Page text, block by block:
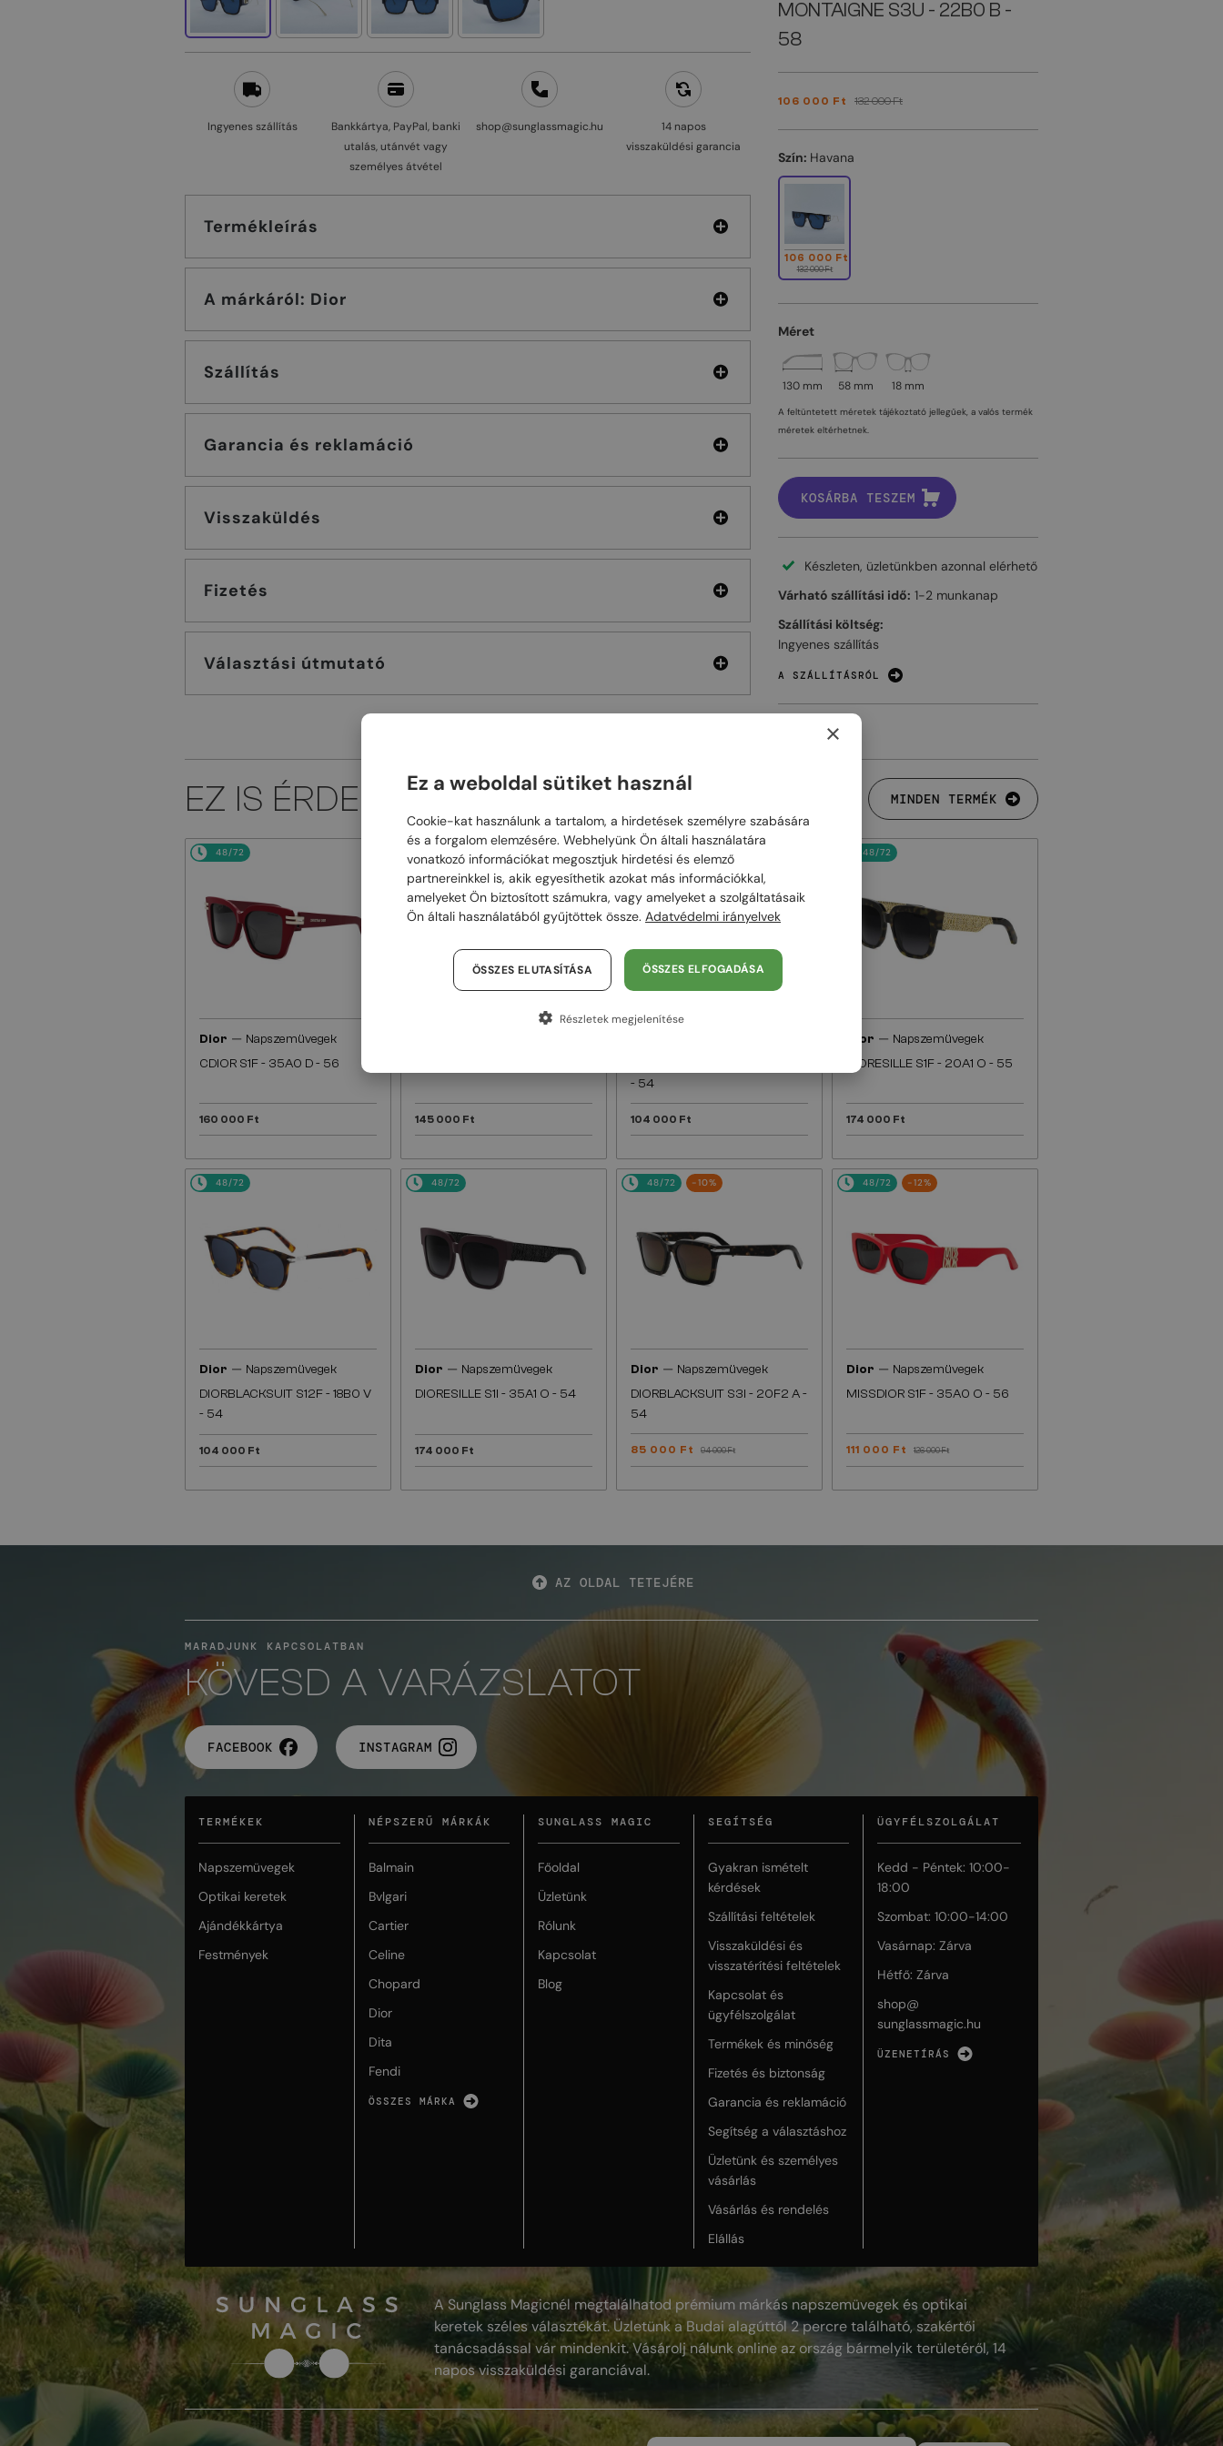
Ingyenes szállítás
Bankkártya, PayPal, banki
utalás, utánvét vagy
személyes átvétel
shop@sunglassmagic.hu
14 napos
visszaküldési garancia
Termékleírás
A márkáról: Dior
Szállítás
Garancia és reklamáció
Visszaküldés
Fizetés
Választási útmutató
MONTAIGNE S3U - 22B0 B -
58
106 000 Ft 132 000 Ft
Szín: Havana
106 000 Ft
132 000 Ft
Méret
130 mm 58 mm 18 mm
A feltüntetett méretek tájékoztató jellegűek, a valós termék
méretek eltérhetnek.
KOSÁRBA TESZEM
Készleten, üzletünkben azonnal elérhető
Várható szállítási idő: 1-2 munkanap
Szállítási költség:
Ingyenes szállítás
A SZÁLLÍTÁSRÓL
EZ IS ÉRDEKELHET MINDEN TERMÉK
48/72
Dior — Napszemüvegek
CDIOR S1F - 35A0 D - 56
160 000 Ft
48/72
145 000 Ft
48/72
- 54
104 000 Ft
48/72
Dior — Napszemüvegek
DIORESILLE S1F - 20A1 O - 55
174 000 Ft
48/72
Dior — Napszemüvegek
DIORBLACKSUIT S12F - 18B0 V
- 54
104 000 Ft
48/72
Dior — Napszemüvegek
DIORESILLE S1I - 35A1 O - 54
174 000 Ft
48/72 -10%
Dior — Napszemüvegek
DIORBLACKSUIT S3I - 20F2 A -
54
85 000 Ft 94 000 Ft
48/72 -12%
Dior — Napszemüvegek
MISSDIOR S1F - 35A0 O - 56
111 000 Ft 126 000 Ft
AZ OLDAL TETEJÉRE
MARADJUNK KAPCSOLATBAN
KÖVESD A VARÁZSLATOT
FACEBOOK INSTAGRAM
TERMÉKEK
Napszemüvegek
Optikai keretek
Ajándékkártya
Festmények
NÉPSZERŰ MÁRKÁK
Balmain
Bvlgari
Cartier
Celine
Chopard
Dior
Dita
Fendi
ÖSSZES MÁRKA
SUNGLASS MAGIC
Főoldal
Üzletünk
Rólunk
Kapcsolat
Blog
SEGÍTSÉG
Gyakran ismételt
kérdések
Szállítási feltételek
Visszaküldési és
visszatérítési feltételek
Kapcsolat és
ügyfélszolgálat
Termékek és minőség
Fizetés és biztonság
Garancia és reklamáció
Segítség a választáshoz
Üzletünk és személyes
vásárlás
Vásárlás és rendelés
Elállás
ÜGYFÉLSZOLGÁLAT
Kedd - Péntek: 10:00-
18:00
Szombat: 10:00-14:00
Vasárnap: Zárva
Hétfő: Zárva
shop@
sunglassmagic.hu
ÜZENETÍRÁS
A Sunglass Magicnél megtalálhatod prémium márkás napszemüvegek és optikai
keretek széles választékát. Üzletünk a Budai alagúttól 2 percre található, szakértői
tanácsadással vár mindenkit. Vásárolj nálunk online az ország bármelyik területéről, 14
napos visszaküldési garanciával.
×
Ez a weboldal sütiket használ
Cookie-kat használunk a tartalom, a hirdetések személyre szabására
és a forgalom elemzésére. Webhelyünk Ön általi használatára
vonatkozó információkat megosztjuk hirdetési és elemző
partnereinkkel is, akik egyesíthetik azokat más információkkal,
amelyeket Ön biztosított számukra, vagy amelyeket a szolgáltatásaik
Ön általi használatából gyűjtöttek össze. Adatvédelmi irányelvek
ÖSSZES ELFOGADÁSA
ÖSSZES ELUTASÍTÁSA
Részletek megjelenítése